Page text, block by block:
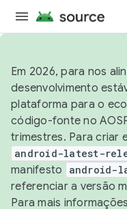
Em 2026, para nos
desenvolvimento
plataforma para o
código-fonte no
trimestres. Para criar
android-latest-
manifesto
android-
referenciar a versão
Para mais